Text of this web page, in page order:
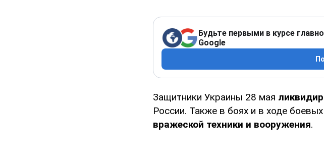
Будьте первыми в курсе
Google
Защитники Украины 28 мая
России. Также в боях и в ходе
вражеской техники и вооружения.